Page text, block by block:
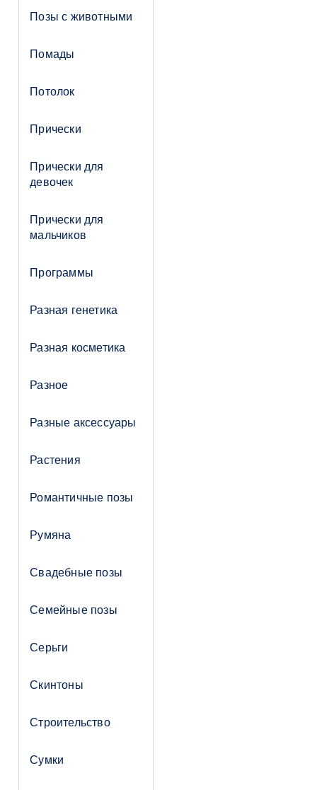
Позы с животными
Помады
Потолок
Прически
Прически для
девочек
Прически для
мальчиков
Программы
Разная генетика
Разная косметика
Разное
Разные аксессуары
Растения
Романтичные позы
Румяна
Свадебные позы
Семейные позы
Серьги
Скинтоны
Строительство
Сумки